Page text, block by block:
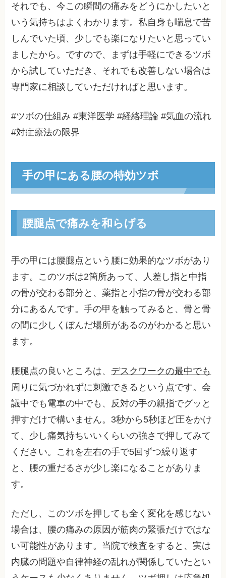
それでも、今この瞬間の痛みをどうにかしたいと
いう気持ちはよくわかります。私自身も喘息で苦
しんでいた頃、少しでも楽になりたいと思ってい
ましたから。ですので、まずは手軽にできるツボ
から試していただき、それでも改善しない場合は
専門家に相談していただければと思います。
#ツボの仕組み #東洋医学 #経絡理論 #気血の流れ
#対症療法の限界
手の甲にある腰の特効ツボ
腰腿点で痛みを和らげる
手の甲には腰腿点という腰に効果的なツボがあり
ます。このツボは2箇所あって、人差し指と中指
の骨が交わる部分と、薬指と小指の骨が交わる部
分にあるんです。手の甲を触ってみると、骨と骨
の間に少しくぼんだ場所があるのがわかると思い
ます。
腰腿点の良いところは、 デスクワークの最中でも
周りに気づかれずに刺激できる という点です。会
議中でも電車の中でも、反対の手の親指でグッと
押すだけで構いません。3秒から5秒ほど圧をかけ
て、少し痛気持ちいいくらいの強さで押してみて
ください。これを左右の手で5回ずつ繰り返す
と、腰の重だるさが少し楽になることがありま
す。
ただし、このツボを押しても全く変化を感じない
場合は、腰の痛みの原因が筋肉の緊張だけではな
い可能性があります。当院で検査をすると、実は
内臓の問題や自律神経の乱れが関係していたとい